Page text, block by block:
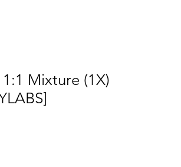
Mixture (1X)